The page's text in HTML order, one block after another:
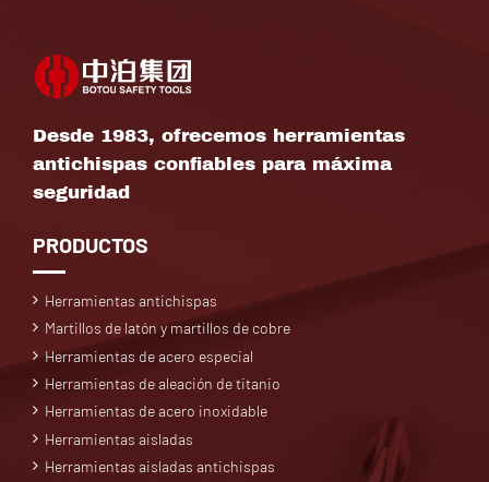
Desde 1983, ofrecemos herramientas
antichispas confiables para máxima
seguridad
PRODUCTOS
Herramientas antichispas
Martillos de latón y martillos de cobre
Herramientas de acero especial
Herramientas de aleación de titanio
Herramientas de acero inoxidable
Herramientas aisladas
Herramientas aisladas antichispas